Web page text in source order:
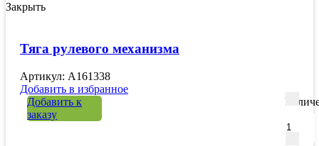
Закрыть
Тяга рулевого механизма
Артикул: A161338
Добавить в избранное
Добавить к
заказу